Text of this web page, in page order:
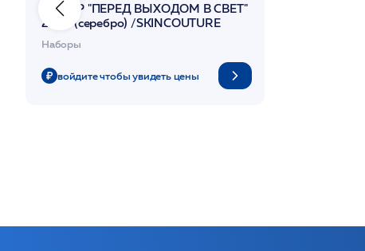
НАБОР "ПЕРЕД ВЫХОДОМ В СВЕТ"
2025 (серебро) /SKINCOUTURE
Наборы
войдите чтобы увидеть цены